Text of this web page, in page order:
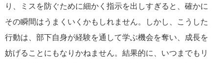
り、ミスを防ぐために細かく指示を出しすぎると、確かに
その瞬間はうまくいくかもしれません。しかし、こうした
行動は、部下自身が経験を通して学ぶ機会を奪い、成長を
妨げることにもなりかねません。結果的に、いつまでもリ